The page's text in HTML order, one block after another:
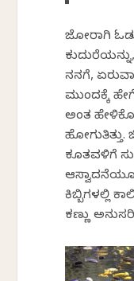
ಜೋರಾಗಿ
ನನಗೆ,
ಮುಂದಕ್ಕೆ
ಅಂತ
ಕೂತವಳಿಗೆ
ಕಿಬ್ಬಿಗಳಲ್ಲಿ
ಕಣ್ಣು